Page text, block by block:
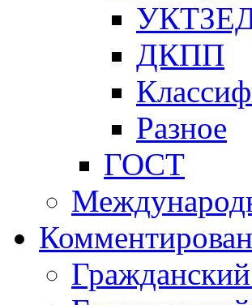
ДКПП
Разное
ГОСТ